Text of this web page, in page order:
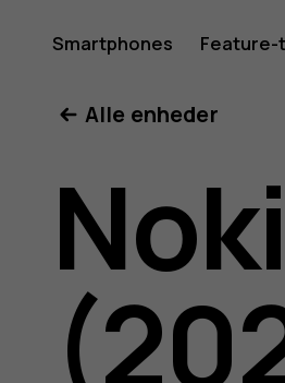
til
Smartphones
Alle enheder